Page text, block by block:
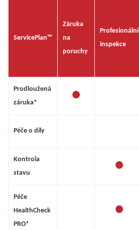
ServicePlan™
Záruka
na
poruchy
Profesionální
inspekce
Prodloužená
záruka*
•
Péče o díly
Kontrola
stavu
•
Péče
HealthCheck
PRO*
•